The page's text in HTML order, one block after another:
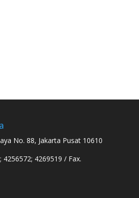
No. 88, Jakarta Pusat 10610
4256572; 4269519 / Fax.